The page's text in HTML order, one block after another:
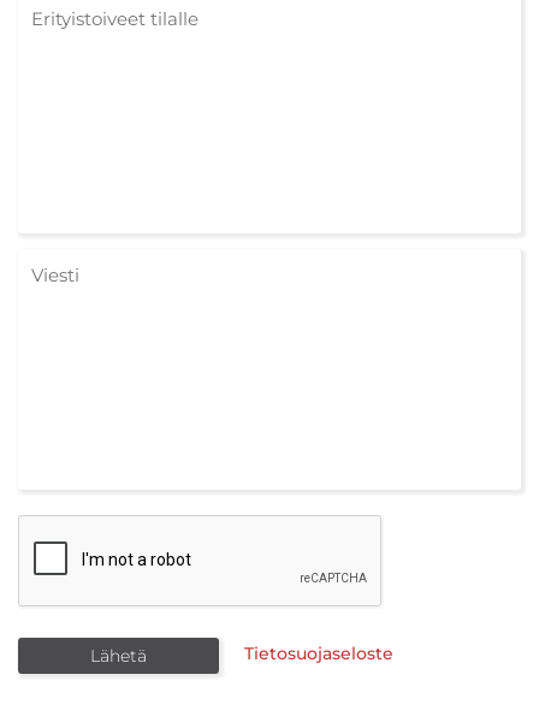
Tietosuojaseloste